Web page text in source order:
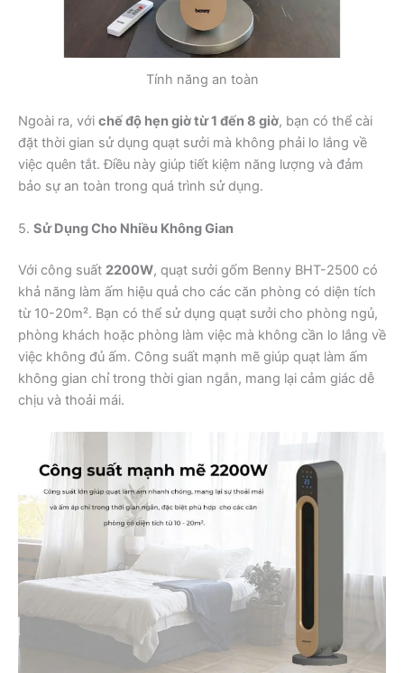
Tính năng an toàn
Ngoài ra, với chế độ hẹn giờ từ 1 đến 8 giờ, bạn có thể cài
đặt thời gian sử dụng quạt sưởi mà không phải lo lắng về
việc quên tắt. Điều này giúp tiết kiệm năng lượng và đảm
bảo sự an toàn trong quá trình sử dụng.
5. Sử Dụng Cho Nhiều Không Gian
Với công suất 2200W, quạt sưởi gốm Benny BHT-2500 có
khả năng làm ấm hiệu quả cho các căn phòng có diện tích
từ 10-20m². Bạn có thể sử dụng quạt sưởi cho phòng ngủ,
phòng khách hoặc phòng làm việc mà không cần lo lắng về
việc không đủ ấm. Công suất mạnh mẽ giúp quạt làm ấm
không gian chỉ trong thời gian ngắn, mang lại cảm giác dễ
chịu và thoải mái.